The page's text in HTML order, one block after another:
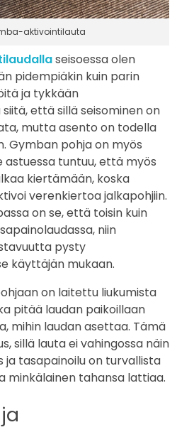
aktivointilauta
seisoessa olen
pidempiäkin kuin parin
ja tykkään
että sillä seisominen on
mutta asento on todella
Gymban pohja on myös
astuessa tuntuu, että myös
kiertämään, koska
verenkiertoa jalkapohjiin.
on se, että toisin kuin
niin
pysty
käyttäjän mukaan.
on laitettu liukumista
pitää laudan paikoillaan
mihin laudan asettaa. Tämä
sillä lauta ei vahingossa näin
ja tasapainoilu on turvallista
minkälainen tahansa lattiaa.